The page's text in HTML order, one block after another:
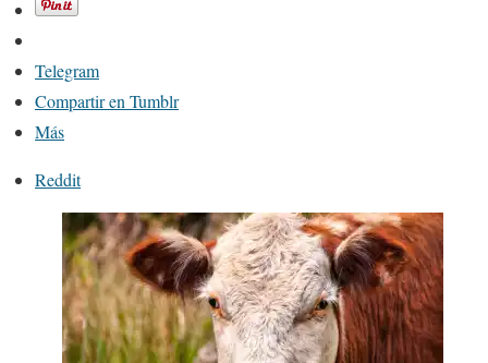
Telegram
Compartir en Tumblr
Más
Reddit